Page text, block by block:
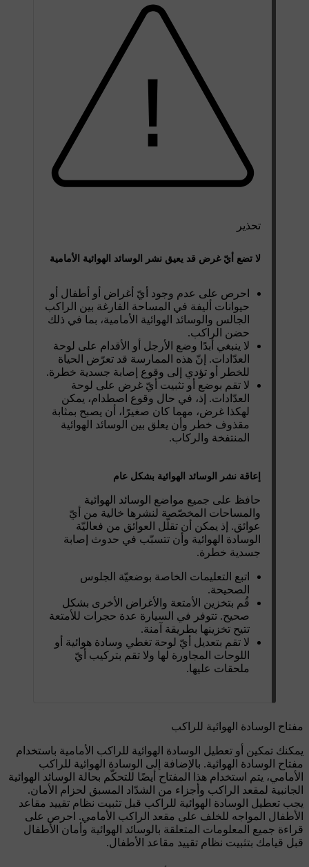
تحذير
لا تضع أيّ غرض قد يعيق نشر الوسائد الهوائية الأمامية
احرص على عدم وجود أيّ أغراض أو أطفال أو
حيوانات أليفة في المساحة الفارغة بين الراكب
الجالس والوسائد الهوائية الأمامية، بما في ذلك
حضن الراكب.
لا ينبغي أبدًا وضع الأرجل أو الأقدام على لوحة
العدّادات. إنّ هذه الممارسة قد تعرّض الحياة
للخطر أو تؤدي إلى وقوع إصابة جسدية خطرة.
لا تقم بوضع أو تثبيت أيّ غرض على لوحة
العدّادات. إذ، في حال وقوع اصطدام، يمكن
لهكذا غرض، مهما كان صغيرًا، أن يصبح بمثابة
مقذوف خطر وأن يعلق بين الوسائد الهوائية
المنتفخة والركاب.
إعاقة نشر الوسائد الهوائية بشكل عام
حافظ على جميع مواضع الوسائد الهوائية
والمساحات المخصّصة لنشرها خالية من أيّ
عوائق. إذ يمكن أن تقلّل العوائق من فعاليّة
الوسادة الهوائية وأن تتسبّب في حدوث إصابة
جسدية خطرة.
اتبع التعليمات الخاصة بوضعيّة الجلوس
الصحيحة.
قُم بتخزين الأمتعة والأغراض الأخرى بشكل
صحيح. تتوفر في السيارة عدة حجرات للأمتعة
تتيح تخزينها بطريقة آمنة.
لا تقم بتعديل أيّ لوحة تغطي وسادة هوائية أو
اللوحات المجاورة لها ولا تقم بتركيب أيّ
ملحقات عليها.
مفتاح الوسادة الهوائية للراكب
يمكنك تمكين أو تعطيل الوسادة الهوائية للراكب الأمامية باستخدام
مفتاح الوسادة الهوائية. بالإضافة إلى الوسادة الهوائية للراكب
الأمامي، يتم استخدام هذا المفتاح أيضًا للتحكّم بحالة الوسائد الهوائية
الجانبية لمقعد الراكب وأجزاء من الشدّاد المسبق لحزام الأمان.
يجب تعطيل الوسادة الهوائية للراكب قبل تثبيت نظام تقييد مقاعد
الأطفال المواجه للخلف على مقعد الراكب الأمامي. احرص على
قراءة جميع المعلومات المتعلقة بالوسائد الهوائية وأمان الأطفال
قبل قيامك بتثبيت نظام تقييد مقاعد الأطفال.